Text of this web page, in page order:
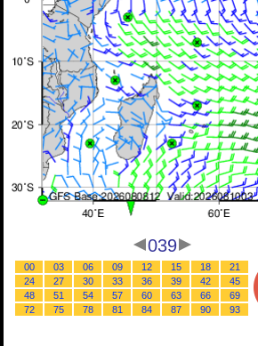
039
00 03 06 09 12 15 18
21
24
27 30 33 36 39 42
45
48
51 54 57 60 63 66
69
72
75 78 81 84 87 90 93